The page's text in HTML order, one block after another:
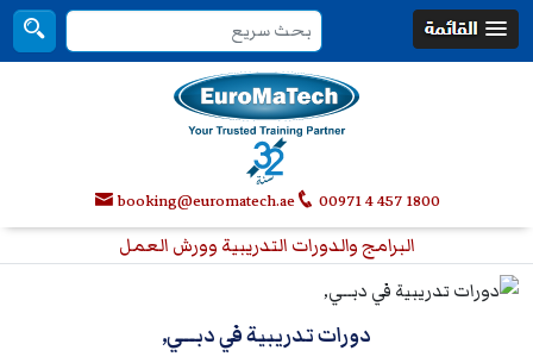
00971 4 457 1800
booking@euromatech.ae
البرامج والدورات التدريبية وورش العمل
دورات تدريبية فيدبــي,